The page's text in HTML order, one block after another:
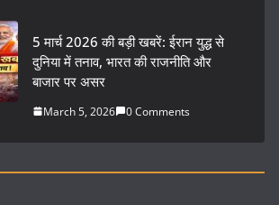
5 मार्च 2026 की बड़ी खबरें: ईरान युद्ध से
दुनिया में तनाव, भारत की राजनीति और
बाजार पर असर
March 5, 2026 0 Comments